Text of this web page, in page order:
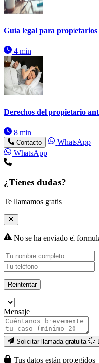
Guía legal para propietarios
4 min
Derechos del propietario
8 min
Contacto
WhatsApp
WhatsApp
¿Tienes dudas?
Te llamamos gratis
No se ha enviado el
Reintentar
Mensaje
Solicitar llamada gratuita
Tus datos están protegidos